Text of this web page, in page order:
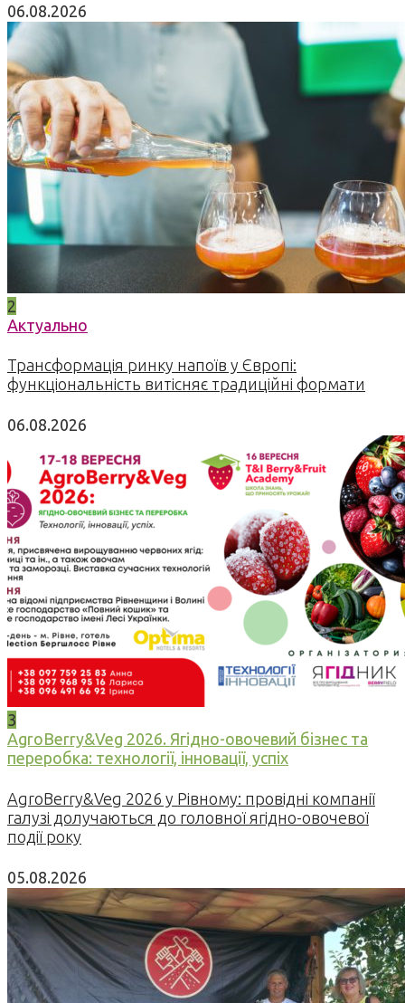
06.08.2026
2
Актуально
Трансформація ринку напоїв у Європі:
функціональність витісняє традиційні формати
06.08.2026
3
AgroBerry&Veg 2026. Ягідно-овочевий бізнес та
переробка: технології, інновації, успіх
AgroBerry&Veg 2026 у Рівному: провідні компанії
галузі долучаються до головної ягідно-овочевої
події року
05.08.2026